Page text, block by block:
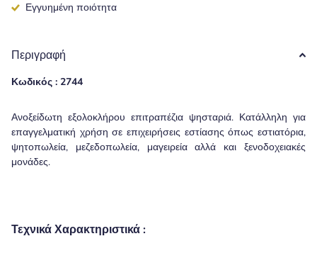
Εγγυημένη ποιότητα
Περιγραφή
Κωδικός : 2744
Ανοξείδωτη εξολοκλήρου επιτραπέζια ψησταριά. Κατάλληλη για
επαγγελματική χρήση σε επιχειρήσεις εστίασης όπως εστιατόρια,
ψητοπωλεία, μεζεδοπωλεία, μαγειρεία αλλά και ξενοδοχειακές
μονάδες.
Τεχνικά Χαρακτηριστικά :